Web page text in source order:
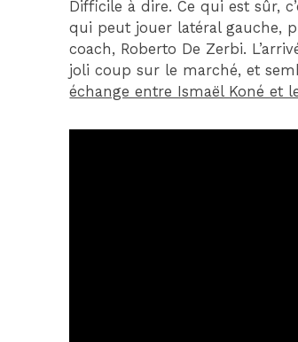
Difficile à dire. Ce qui est sûr,
qui peut jouer latéral gauche,
coach, Roberto De Zerbi.
joli coup sur le marché, et
échange entre Ismaël Koné et